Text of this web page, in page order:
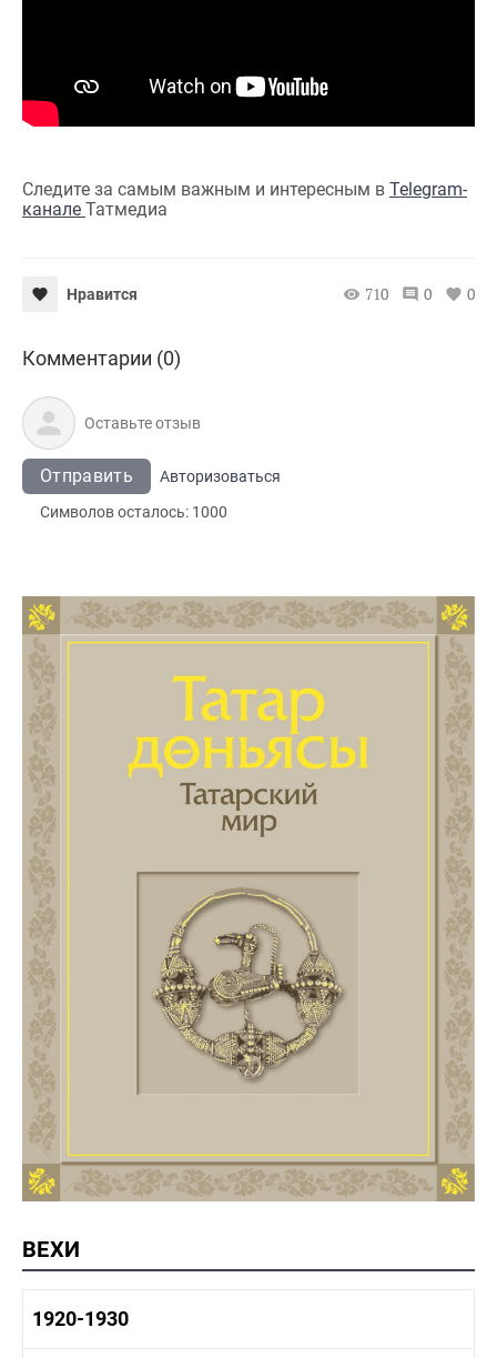
Следите за самым важным и интересным в Telegram-
канале Татмедиа
Нравится 710 0 0
Комментарии (0)
Отправить
Авторизоваться
Символов осталось: 1000
ВЕХИ
1920-1930